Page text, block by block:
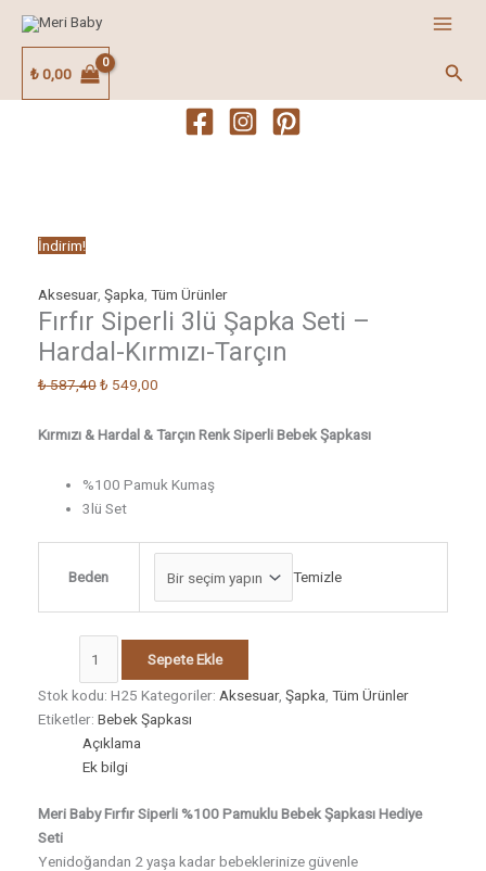
atla
₺0,00
İndirim!
Aksesuar, Şapka, Tüm Ürünler
Fırfır Siperli 3lü Şapka Seti –
Hardal-Kırmızı-Tarçın
₺587,40
fiyat:
₺ 587,40.
₺ 549,00
Kırmızı & Hardal & Tarçın Renk Siperli Bebek Şapkası
%100 Pamuk Kumaş
3lü Set
Beden Temizle
Siperli
Şapka
Sepete Ekle
Stok kodu: H25 Kategoriler: Aksesuar, Şapka, Tüm Ürünler
Etiketler: Bebek Şapkası
Açıklama
Ek bilgi
Meri Baby Fırfır Siperli %100 Pamuklu Bebek Şapkası Hediye
Seti
Yenidoğandan 2 yaşa kadar bebeklerinize güvenle